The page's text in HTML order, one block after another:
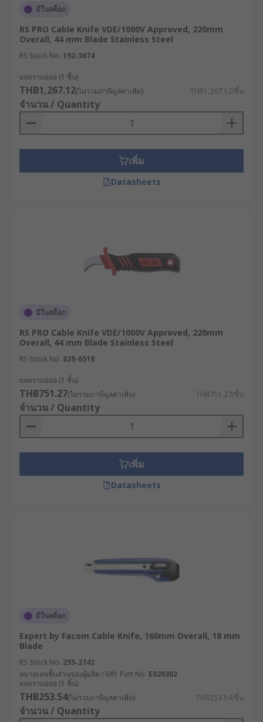
Sharp blades
Thump recess and finger hook
Ergonomic handle
Insulated handle
What different types of cable knives are
there?
VDE Cable knife
Industrial
มีในสต็อก
RS PRO Cable Knife VDE/1000V Approved, 220mm
Overall, 44 mm Blade Stainless Steel
RS Stock No. 192-3674
ยอดรวมย่อย (1 ชิ้น)
THB1,267.12(ไม่รวมภาษีมูลค่าเพิ่ม) THB1,267.12/ชิ้น
จำนวน / Quantity
เพิ่ม
Datasheets
มีในสต็อก
RS PRO Cable Knife VDE/1000V Approved, 220mm
Overall, 44 mm Blade Stainless Steel
RS Stock No. 829-6518
ยอดรวมย่อย (1 ชิ้น)
THB751.27(ไม่รวมภาษีมูลค่าเพิ่ม) THB751.27/ชิ้น
จำนวน / Quantity
เพิ่ม
Datasheets
มีในสต็อก
Expert by Facom Cable Knife, 160mm Overall, 18 mm
Blade
RS Stock No. 255-2742
หมายเลขชิ้นส่วนของผู้ผลิต / Mfr. Part No. E020302
ยอดรวมย่อย (1 ชิ้น)
THB253.54(ไม่รวมภาษีมูลค่าเพิ่ม) THB253.54/ชิ้น
จำนวน / Quantity